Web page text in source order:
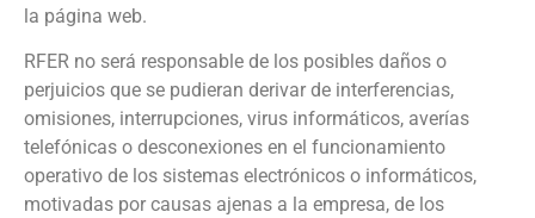
la página web.
RFER no será responsable de los posibles daños o
perjuicios que se pudieran derivar de interferencias,
omisiones, interrupciones, virus informáticos, averías
telefónicas o desconexiones en el funcionamiento
operativo de los sistemas electrónicos o informáticos,
motivadas por causas ajenas a la empresa, de los